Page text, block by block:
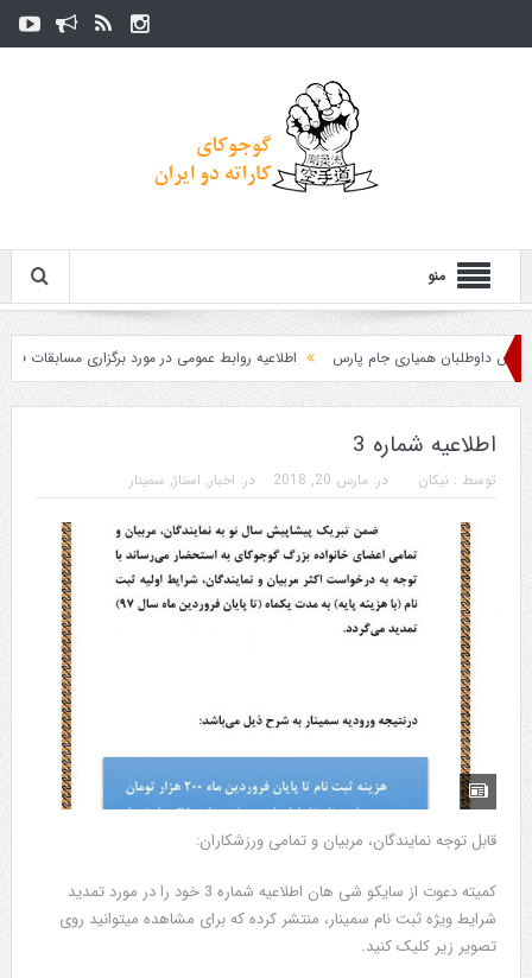
منو
همیاری جام پارس اطلاعیه روابط عمومی در مورد برگزاری مسابقات فدراسیون
اطلاعیه شماره 3
توسط : نیکان در: مارس 20, 2018 در: اخبار, استاژ, سمینار
قابل توجه نمایندگان، مربیان و تمامی ورزشکاران:
کمیته دعوت از سایکو شی هان اطلاعیه شماره 3 خود را در مورد تمدید
شرایط ویژه ثبت نام سمینار، منتشر کرده که برای مشاهده میتوانید روی
تصویر زیر کلیک کنید.